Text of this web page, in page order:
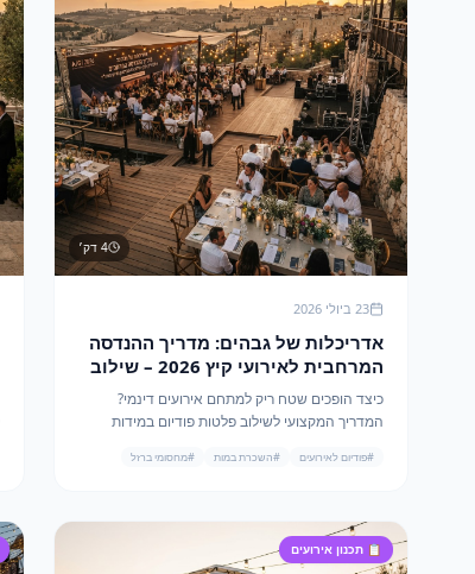
4דק׳
23 ביולי 2026
אדריכלות של גבהים: מדריך ההנדסה
המרחבית לאירועי קיץ 2026 – שילוב
פלטפורמות ומיגון מודולרי
כיצד הופכים שטח ריק למתחם אירועים דינמי?
המדריך המקצועי לשילוב פלטות פודיום במידות
ובטיחותית.
#פודיום לאירועים #השכרת במות #מחסומי ברזל
📋 תכנון אירועים